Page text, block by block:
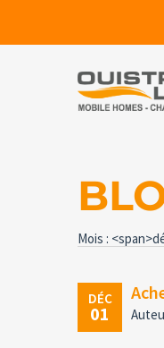
Mois :
DÉC
01